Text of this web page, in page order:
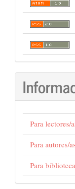
Para lectores/
Para autores/as
Para